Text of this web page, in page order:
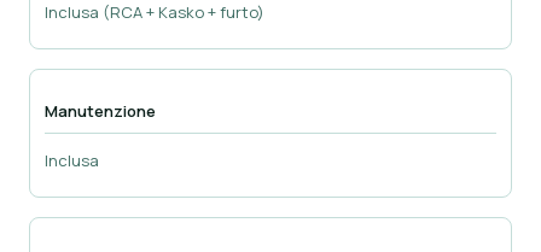
Inclusa (RCA + Kasko + furto)
Manutenzione
Inclusa